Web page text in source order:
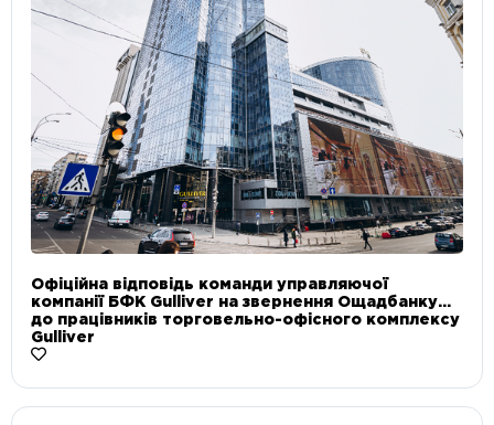
Офіційна відповідь команди управляючої
компанії БФК Gulliver на звернення Ощадбанку
до працівників торговельно-офісного комплексу
Gulliver